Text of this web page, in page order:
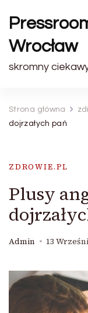
Wrocław
skromny
Strona główna
dojrzałych pań
ZDROWIE.PL
Plusy
Admin 13